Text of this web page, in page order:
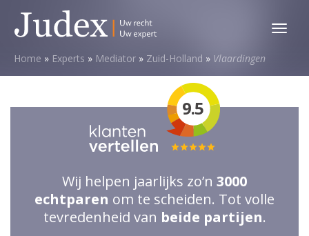
Toggle
Home » Experts » Mediator » Zuid-Holland » Vlaardingen
9.5
Totale
waardering:
5
van
Wij helpen jaarlijks zo’n 3000
echtparen om te scheiden. Tot volle
tevredenheid van beide partijen.